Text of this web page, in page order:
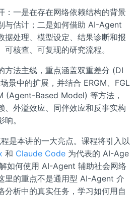
：一是在存在网络依赖结构的背景
与估计；二是如何借助 AI-Agent
据处理、模型设定、结果诊断和报
核查、可复现的研究流程。
方法主线，重点涵盖双重差分 (DI
景中的扩展，并结合 ERGM、FGL
(Agent-Based Model) 等方法，
、外溢效应、同伴效应和反事实构
。
是本讲的一大亮点。课程将引入以
和 Claude Code 为代表的 AI-Age
如何使用 AI-Agent 辅助社会网络
里的重点不是通用型 AI-Agent 介
分析中的真实任务，学习如何用自